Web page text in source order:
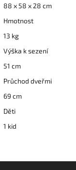
88 x 58 x 28 cm
Hmotnost
13 kg
Výška k sezení
51 cm
Průchod dveřmi
69 cm
Děti
1 kid